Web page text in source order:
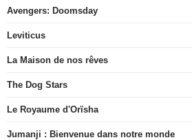
Avengers: Doomsday
Leviticus
La Maison de nos rêves
The Dog Stars
Le Royaume d'Orïsha
Jumanji : Bienvenue dans notre monde